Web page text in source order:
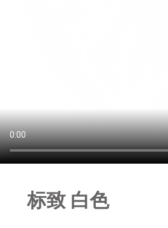
标致 白色